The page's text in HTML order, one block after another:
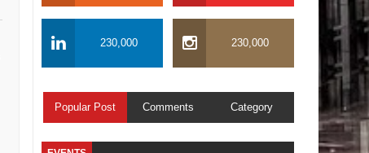
230,000 230,000
Popular Post Comments Category